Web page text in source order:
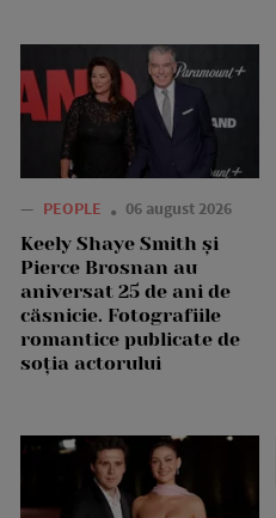
— PEOPLE 06 august 2026
Keely Shaye Smith și
Pierce Brosnan au
aniversat 25 de ani de
căsnicie. Fotografiile
romantice publicate de
soția actorului